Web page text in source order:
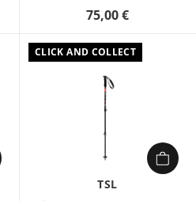
75,00 €
CLICK AND COLLECT
TSL